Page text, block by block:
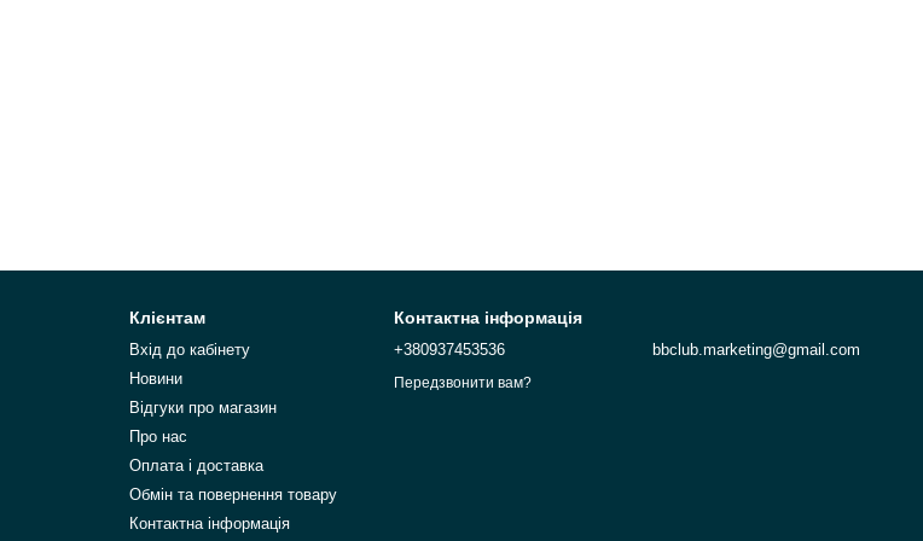
Клієнтам
Вхід до кабінету
Новини
Відгуки про магазин
Про нас
Оплата і доставка
Обмін та повернення товару
Контактна інформація
Контактна інформація
+380937453536
Передзвонити вам?
bbclub.marketing@gmail.com